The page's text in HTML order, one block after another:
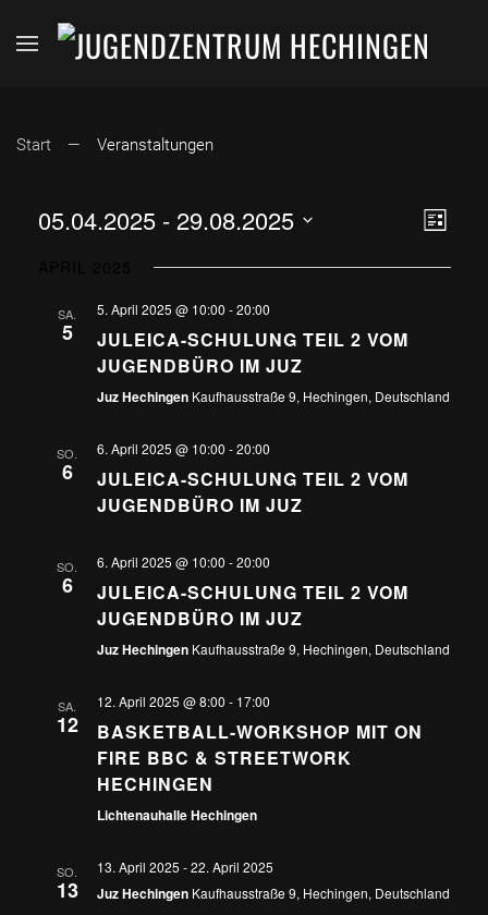
Start Veranstaltungen
Liste
05.04.2025 - 29.08.2025
SA.
5
5. April 2025 @ 10:00 -20:00
JULEICA-SCHULUNG TEIL 2 VOM
JUGENDBÜRO IM JUZ
Juz Hechingen Kaufhausstraße 9, Hechingen, Deutschland
SO.
6
6. April 2025 @ 10:00 -20:00
JULEICA-SCHULUNG TEIL 2 VOM
JUGENDBÜRO IM JUZ
SO.
6
6. April 2025 @ 10:00 -20:00
JULEICA-SCHULUNG TEIL 2 VOM
JUGENDBÜRO IM JUZ
Juz Hechingen Kaufhausstraße 9, Hechingen, Deutschland
SA.
12
12. April 2025 @ 8:00 - 17:00
BASKETBALL-WORKSHOP MIT ON
FIRE BBC & STREETWORK
HECHINGEN
Lichtenauhalle Hechingen
SO.
13
13. April 2025 -22. April 2025
Juz Hechingen Kaufhausstraße 9, Hechingen, Deutschland